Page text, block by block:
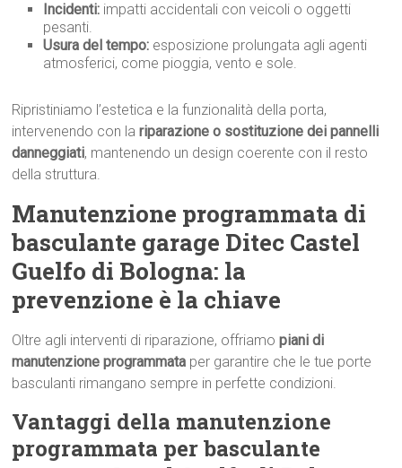
Incidenti: impatti accidentali con veicoli o oggetti
pesanti.
Usura del tempo: esposizione prolungata agli agenti
atmosferici, come pioggia, vento e sole.
Ripristiniamo l’estetica e la funzionalità della porta,
intervenendo con lariparazione o sostituzione dei pannelli
danneggiati, mantenendo un design coerente con il resto
della struttura.
Manutenzione programmata di
basculante garage Ditec Castel
Guelfo di Bologna: la
prevenzione è la chiave
Oltre agli interventi di riparazione, offriamopiani di
manutenzione programmata per garantire che le tue porte
basculanti rimangano sempre in perfette condizioni.
Vantaggi della manutenzione
programmata per basculante